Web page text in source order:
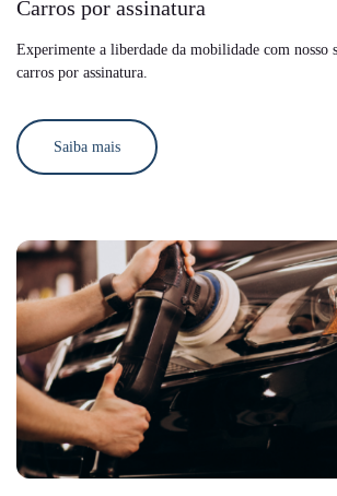
Carros por assinatura
Experimente a liberdade da mobilidade com nosso
carros por assinatura.
Saiba mais